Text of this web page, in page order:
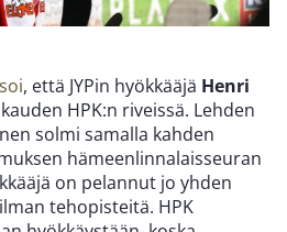
, että JYPin hyökkääjä Henri
HPK:n riveissä. Lehden
solmi samalla kahden
hämeenlinnalaisseuran
on pelannut jo yhden
tehopisteitä. HPK